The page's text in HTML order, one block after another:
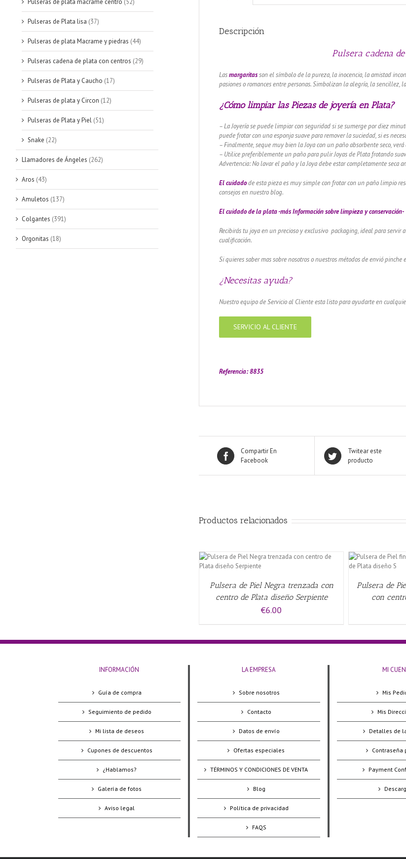
Descripción
Pulsera cadena
Lasmargaritasson el símbolo de la pureza, la inocencia, la amistad
pasiones o romances entre personas. Simbolizan la alegría, la
¿Cómo limpiar las Piezas de joyería en Plata?
– La Joyería se puede limpiar con seguridad si se sumerge por diez
puede frotar con una esponja suave para remover la suciedad, si es
– Finalmente, seque muy bien la Joya con un paño absorbente seco,
– Utilice preferiblemente un paño para pulir Joyas de Plata frotando
Advertencia: No lavar el paño y la Joya debe estar completamente seca
El cuidadode esta pieza es muy simple con frotar con un paño limpio
consejos en nuestro blog.
El cuidado dela plata -más Información sobre limpieza y conservación-
Recibirás tu joya en un precioso y exclusivo packaging, ideal para
cualificación.
Si quieres saber mas sobre nosotros o nuestros métodos de envió
¿Necesitas ayuda?
Nuestro equipo de Servicio al Cliente esta listo para ayudarte en
SERVICIO AL CLIENTE
Referencia: 8835
Compartir En
Facebook
Twitear este
producto
Productos relacionados
Pulsera de Piel Negra trenzada con
centro de Plata diseño Serpiente
€6.00
AÑADIR AL CARRITO
Pulsera de
con
AÑADIR AL
Pulseras de Plata lisa (37)
Pulseras de plata Macrame y piedras (44)
Pulseras cadena de plata con centros (29)
Pulseras de Plata y Caucho (17)
Pulseras de plata y Circon (12)
Pulseras de Plata y Piel (51)
Snake (22)
Llamadores de Ángeles (262)
Aros (43)
Amuletos (137)
Colgantes (391)
Orgonitas (18)
INFORMACIÓN
Guía de compra
Seguimiento de pedido
Mi lista de deseos
Cupones de descuentos
¿Hablamos?
Galería de fotos
Aviso legal
LA EMPRESA
Sobre nosotros
Contacto
Datos de envío
Ofertas especiales
TÉRMINOS Y CONDICIONES DE VENTA
Blog
Política de privacidad
FAQS
MI
Mis
Mis
Detalles de
Contraseña
Payment